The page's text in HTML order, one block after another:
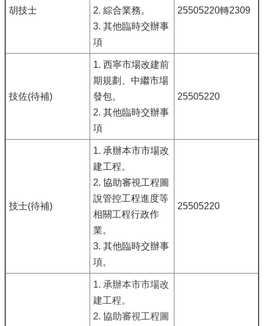
胡技士
2. 綜合業務。
3. 其他臨時交辦事
項
25505220轉2309
技佐(待補)
1. 西寧市場改建前
期規劃、中繼市場
發包。
2. 其他臨時交辦事
項
25505220
技士(待補)
1. 承辦本市市場改
建工程。
2. 協助審視工程圖
說管控工程進度等
相關工程行政作
業。
3. 其他臨時交辦事
項。
25505220
1. 承辦本市市場改
建工程。
2. 協助審視工程圖